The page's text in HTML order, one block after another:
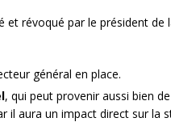
et révoqué par le président de
général en place.
, qui peut provenir aussi bien de
il aura un impact direct sur la